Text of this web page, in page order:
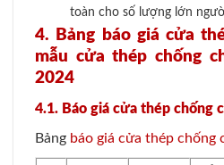
toàn cho số lượng lớn
4. Bảng báo giá cửa
mẫu cửa thép chống
2024
4.1. Báo giá cửa thép chống
Bảng báo giá cửa thép chống